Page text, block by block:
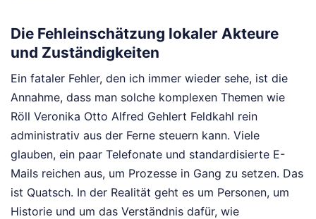
Die Fehleinschätzung lokaler Akteure
und Zuständigkeiten
Ein fataler Fehler, den ich immer wieder sehe, ist die
Annahme, dass man solche komplexen Themen wie
Röll Veronika Otto Alfred Gehlert Feldkahl rein
administrativ aus der Ferne steuern kann. Viele
glauben, ein paar Telefonate und standardisierte E-
Mails reichen aus, um Prozesse in Gang zu setzen. Das
ist Quatsch. In der Realität geht es um Personen, um
Historie und um das Verständnis dafür, wie